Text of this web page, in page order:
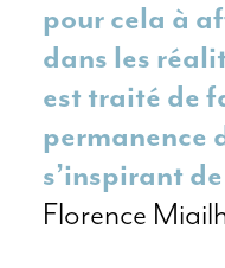
pour cela à
dans les
est traité de
permanence
s’inspirant
Florence